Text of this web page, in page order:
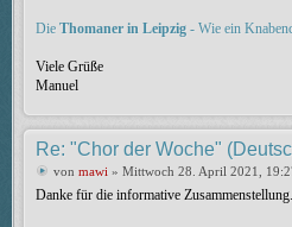
Die Thomaner in Leipzig - Wie ein
Viele Grüße
Manuel
Re: "Chor der Woche"
von mawi » Mittwoch 28. April 2021,
Danke für die informative Zusammenstellung.